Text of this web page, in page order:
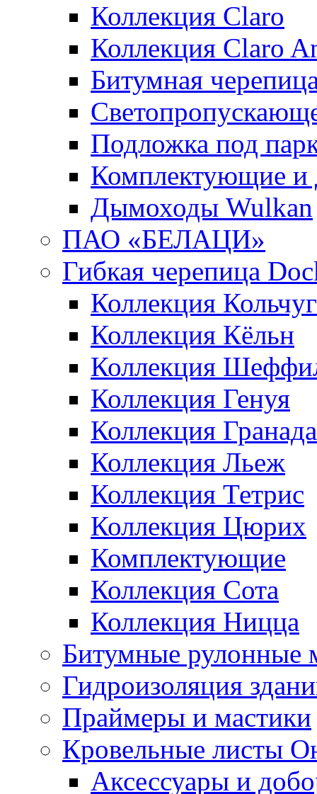
Коллекция Claro
Коллекция Claro
Битумная
Подложка под
Комплектующие и
Дымоходы Wulkan
ПАО «БЕЛАЦИ»
Гибкая черепица
Коллекция
Коллекция Кёльн
Коллекция
Коллекция Генуя
Коллекция Гранада
Коллекция Льеж
Коллекция Тетрис
Коллекция Цюрих
Комплектующие
Коллекция Сота
Коллекция Ницца
Битумные рулонные
Гидроизоляция
Праймеры и мастики
Кровельные листы
Аксессуары и